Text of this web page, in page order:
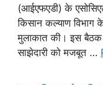
(आईएफएडी) के
किसान कल्याण विभाग
मुलाकात की। इस बैठक
साझेदारी को मजबूत …